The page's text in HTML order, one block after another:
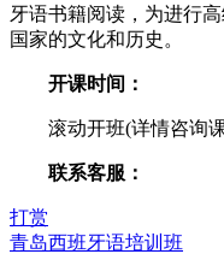
牙语书籍阅读，为进行
国家的文化和历史。
开课时间：
滚动开班(详情咨询
联系客服：
打赏
青岛西班牙语培训班